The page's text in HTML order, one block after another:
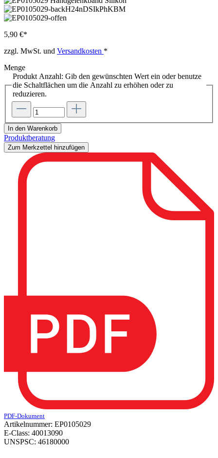
5,90 €*
zzgl. MwSt. und Versandkosten *
Menge
Produkt Anzahl: Gib den gewünschten Wert ein oder benutze
die Schaltflächen um die Anzahl zu erhöhen oder zu
reduzieren.
In den Warenkorb
Produktberatung
Zum Merkzettel hinzufügen
PDF-Dokument
Artikelnummer: EP0105029
E-Class: 40013090
UNSPSC: 46180000